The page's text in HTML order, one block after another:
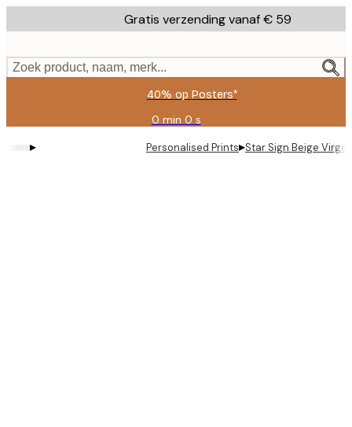
to
content.
Gratis verzending vanaf € 59
Zoek product, naam, merk...
40% op Posters*
0 min 0 s
Geldig
tot:
2026-
▸ Personalised Prints▸Star Sign Beige